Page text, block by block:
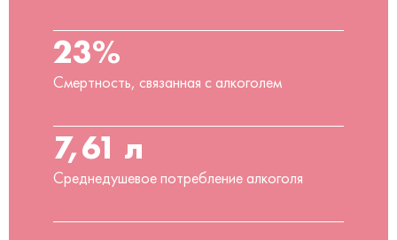
23%
Смертность, связанная с алкоголем
7,61 л
Среднедушевое потребление алкоголя